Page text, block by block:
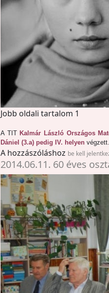
Jobb oldali tartalom 1
A TIT Kalmár László Országos
Dániel (3.a) pedig IV. helyen
A hozzászóláshoz be kell
2014.06.11. 60 éves